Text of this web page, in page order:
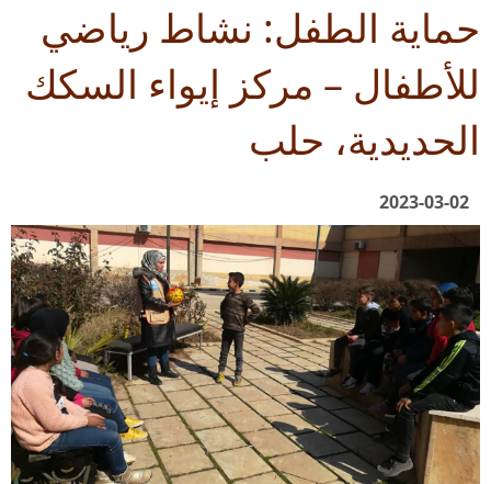
حماية الطفل: نشاط رياضي
للأطفال – مركز إيواء السكك
الحديدية، حلب
2023-03-02